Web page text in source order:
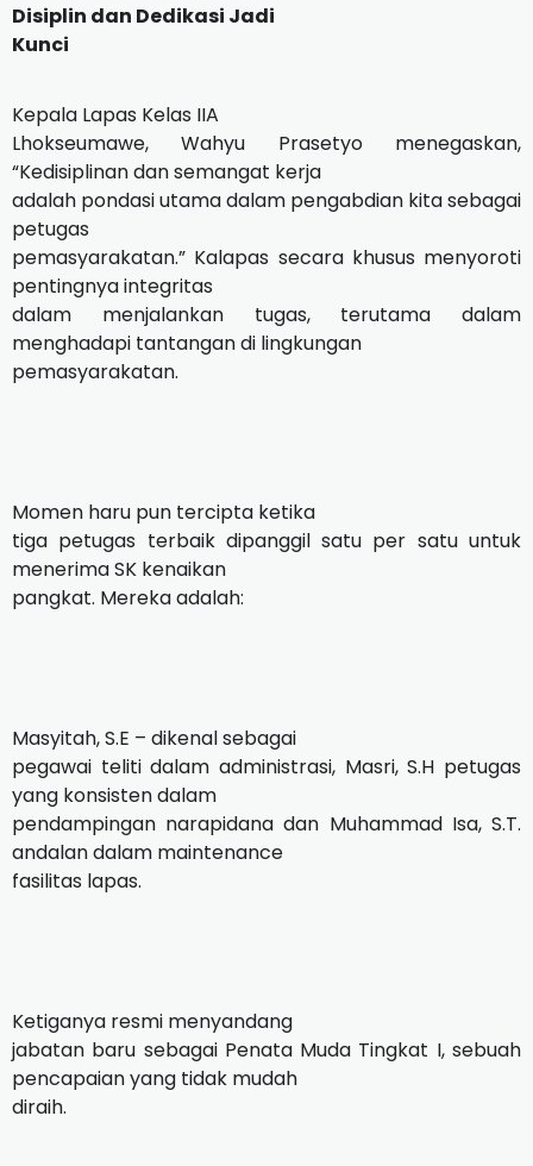
Disiplin dan Dedikasi Jadi
Kunci
Kepala Lapas Kelas IIA
Lhokseumawe, Wahyu Prasetyo menegaskan,
“Kedisiplinan dan semangat kerja
adalah pondasi utama dalam pengabdian kita sebagai
petugas
pemasyarakatan.” Kalapas secara khusus menyoroti
pentingnya integritas
dalam menjalankan tugas, terutama dalam
menghadapi tantangan di lingkungan
pemasyarakatan.
Momen haru pun tercipta ketika
tiga petugas terbaik dipanggil satu per satu untuk
menerima SK kenaikan
pangkat. Mereka adalah:
Masyitah, S.E – dikenal sebagai
pegawai teliti dalam administrasi, Masri, S.H petugas
yang konsisten dalam
pendampingan narapidana dan Muhammad Isa, S.T.
andalan dalam maintenance
fasilitas lapas.
Ketiganya resmi menyandang
jabatan baru sebagai Penata Muda Tingkat I, sebuah
pencapaian yang tidak mudah
diraih.